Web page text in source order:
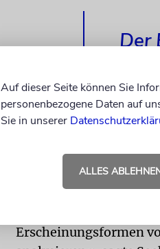
Der
Die Arbeit des
Erscheinungsformen
Auf dieser Seite können Sie
personenbezogene Daten auf
Sie in unserer
ALLES